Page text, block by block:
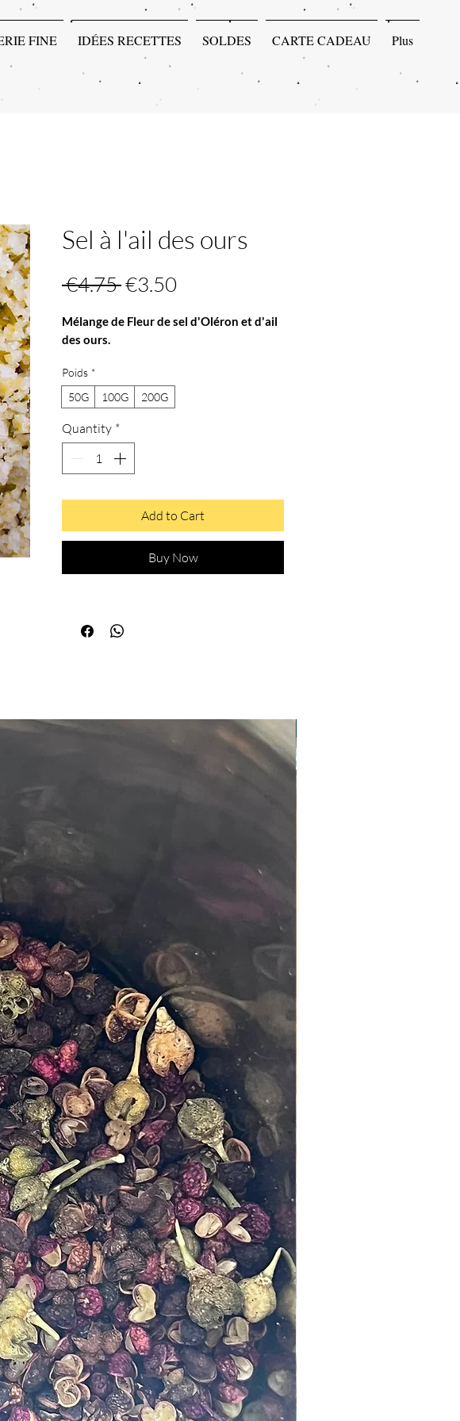
FINE IDÉES RECETTES SOLDES CARTE CADEAU Plus
Sel à l'ail des ours
€4.75 Regular
€3.50Sale
Mélange de Fleur de sel d'Oléron et d'ail
des ours.
Poids *
50G
100G 200G
Quantity *
Add to Cart
Buy Now